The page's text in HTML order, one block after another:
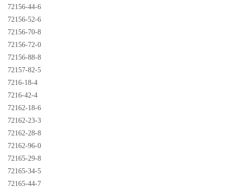
72156-44-6
72156-52-6
72156-70-8
72156-72-0
72156-88-8
72157-82-5
7216-18-4
7216-42-4
72162-18-6
72162-23-3
72162-28-8
72162-96-0
72165-29-8
72165-34-5
72165-44-7